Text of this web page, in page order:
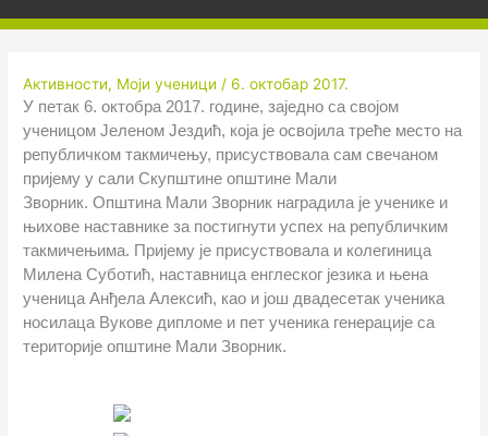
Активности, Моји ученици /6. октобар 2017.
У петак 6. октобра 2017. године, заједно са својом
ученицом Јеленом Јездић, која је освојила треће место на
републичком такмичењу, присуствовала сам свечаном
пријему у сали Скупштине општине Мали
Зворник. Општина Мали Зворник наградила је ученике и
њихове наставнике за постигнути успех на републичким
такмичењима. Пријему је присуствовала и колегиница
Милена Суботић, наставница енглеског језика и њена
ученица Анђела Алексић, као и још двадесетак ученика
носилаца Вукове дипломе и пет ученика генерације са
територије општине Мали Зворник.